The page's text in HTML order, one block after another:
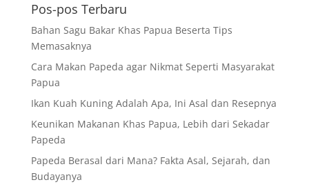
Pos-pos Terbaru
Bahan Sagu Bakar Khas Papua Beserta Tips
Memasaknya
Cara Makan Papeda agar Nikmat Seperti Masyarakat
Papua
Ikan Kuah Kuning Adalah Apa, Ini Asal dan Resepnya
Keunikan Makanan Khas Papua, Lebih dari Sekadar
Papeda
Papeda Berasal dari Mana? Fakta Asal, Sejarah, dan
Budayanya